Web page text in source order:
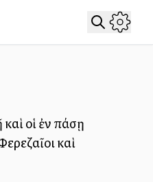
οἱ ἐν πάσῃ
καὶ